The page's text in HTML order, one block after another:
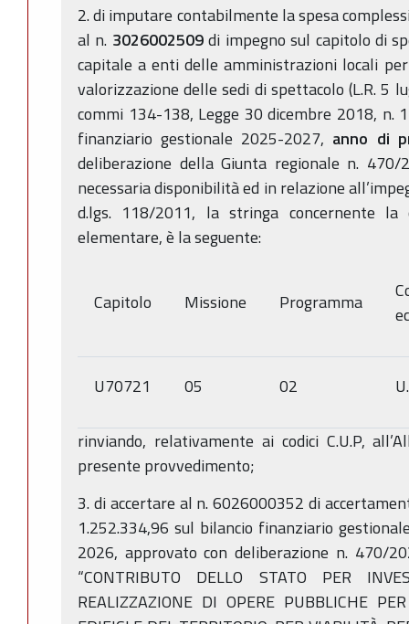
2. di imputare contabilmente la spesa
al n. 3026002509di impegno sul capitolo di
capitale a enti delle amministrazioni locali
valorizzazione delle sedi di spettacolo (L.R. 5
commi 134-138, Legge 30 dicembre 2018, n.
finanziario gestionale 2025-2027, anno di
deliberazione della Giunta regionale n.
necessaria disponibilità ed in relazione
d.lgs. 118/2011, la stringa concernente la
elementare, è la seguente:
Capitolo Missione Programma
U70721 05 02
rinviando, relativamente ai codici C.U.P,
presente provvedimento;
3. di accertare al n. 6026000352 di
1.252.334,96 sul bilancio finanziario
2026, approvato con deliberazione n. 470/
“CONTRIBUTO DELLO STATO PER
REALIZZAZIONE DI OPERE PUBBLICHE